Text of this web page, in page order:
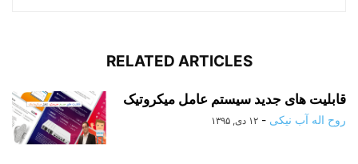
RELATED ARTICLES
قابلیت های جدید سیستم عامل میکروتیک
روح اله آب نیکی - ۱۲ دی, ۱۳۹۵